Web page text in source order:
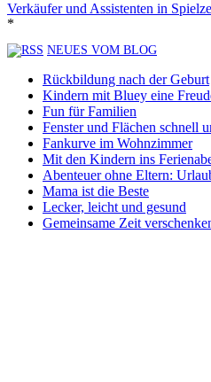
Verkäufer und Assistenten in
*
NEUES VOM BLOG
Rückbildung nach der Geburt
Kindern mit Bluey eine
Fun für Familien
Fenster und Flächen schnell
Fankurve im Wohnzimmer
Mit den Kindern ins
Abenteuer ohne Eltern:
Mama ist die Beste
Lecker, leicht und gesund
Gemeinsame Zeit